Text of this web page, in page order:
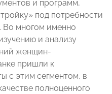
и программ,
под потребности
Во многом именно
и анализу
женщин-
пришли к
с этим сегментом, в
полноценного